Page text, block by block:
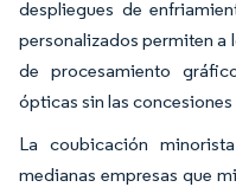
despliegues de
personalizados permiten a
de procesamiento
ópticas sin las
La coubicación
medianas empresas que